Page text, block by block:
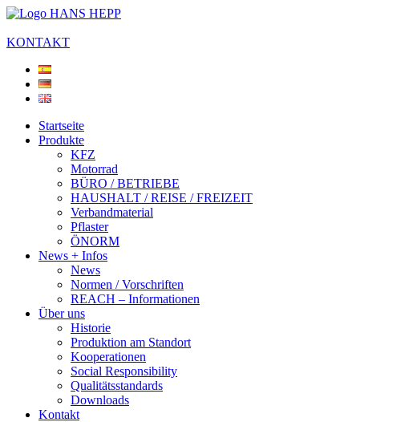
KONTAKT
Startseite
Produkte
KFZ
Motorrad
BÜRO / BETRIEBE
HAUSHALT / REISE / FREIZEIT
Verbandmaterial
Pflaster
ÖNORM
News + Infos
News
Normen / Vorschriften
REACH – Informationen
Über uns
Historie
Produktion am Standort
Kooperationen
Social Responsibility
Qualitätsstandards
Downloads
Kontakt